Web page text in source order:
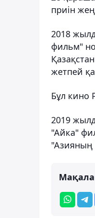
приін
2018
фильм"
жетпей
Бұл кино
2019
"Айка"
"Азияның